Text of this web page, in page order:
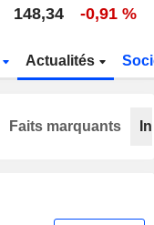
148,34 -0,91 %
Actualités
Faits marquants